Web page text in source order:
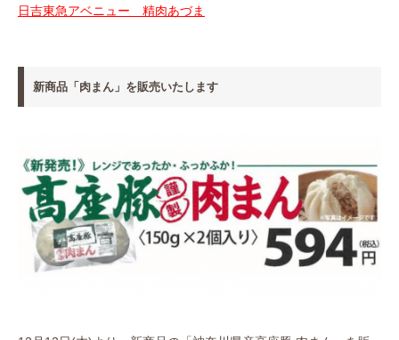
日吉東急アベニュー 精肉あづま
新商品「肉まん」を販売いたします